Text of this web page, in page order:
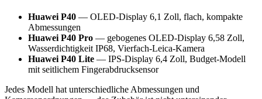
Huawei P40 — OLED-Display 6,1 Zoll, flach, kompakte
Abmessungen
Huawei P40 Pro — gebogenes OLED-Display 6,58 Zoll,
Wasserdichtigkeit IP68, Vierfach-Leica-Kamera
Huawei P40 Lite — IPS-Display 6,4 Zoll, Budget-Modell
mit seitlichem Fingerabdrucksensor
Jedes Modell hat unterschiedliche Abmessungen und